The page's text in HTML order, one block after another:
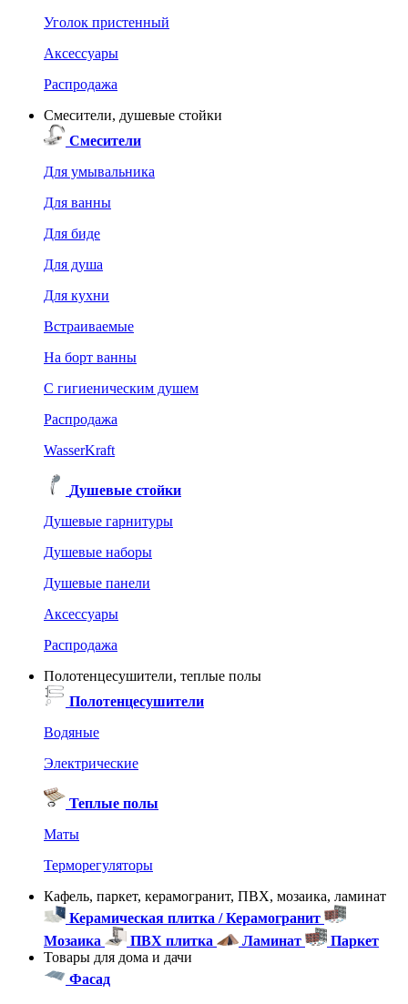
Уголок пристенный
Аксессуары
Распродажа
Смесители, душевые стойки
Смесители
Для умывальника
Для ванны
Для биде
Для душа
Для кухни
Встраиваемые
На борт ванны
C гигиеническим душем
Распродажа
WasserKraft
Душевые стойки
Душевые гарнитуры
Душевые наборы
Душевые панели
Аксессуары
Распродажа
Полотенцесушители, теплые полы
Полотенцесушители
Водяные
Электрические
Теплые полы
Маты
Терморегуляторы
Кафель, паркет, керамогранит, ПВХ, мозаика, ламинат
Керамическая плитка / Керамогранит
Мозаика
ПВХ плитка Ламинат
Паркет
Товары для дома и дачи
Фасад